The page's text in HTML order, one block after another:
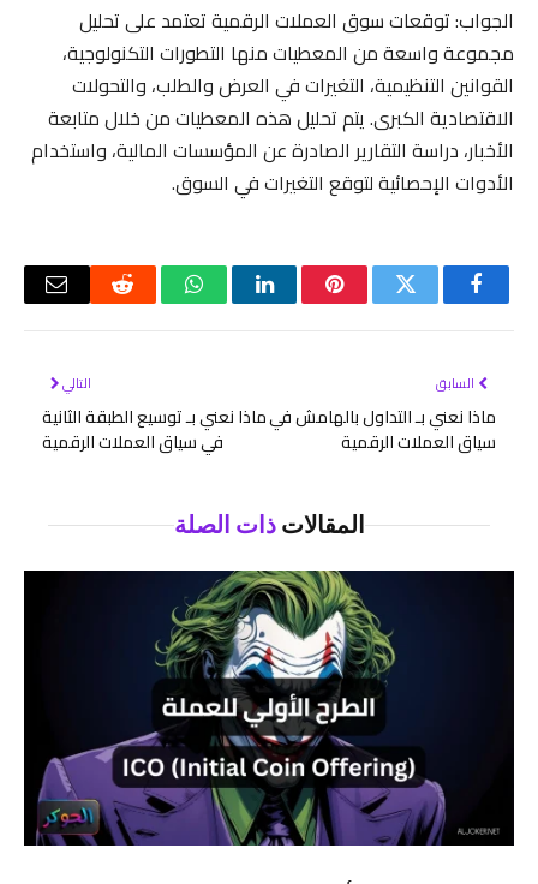
الجواب: توقعات سوق العملات الرقمية تعتمد على تحليل
مجموعة واسعة من المعطيات منها التطورات التكنولوجية،
القوانين التنظيمية، التغيرات في العرض والطلب، والتحولات
الاقتصادية الكبرى. يتم تحليل هذه المعطيات من خلال متابعة
الأخبار، دراسة التقارير الصادرة عن المؤسسات المالية، واستخدام
الأدوات الإحصائية لتوقع التغيرات في السوق.
فيسبوكتويتر بينتيريستلينكدإن واتسابرديت
البريد
السابق
ماذا نعني بـ التداول بالهامش في
سياق العملات الرقمية
التالي
ماذا نعني بـ توسيع الطبقة الثانية
في سياق العملات الرقمية
المقالاتذات الصلة